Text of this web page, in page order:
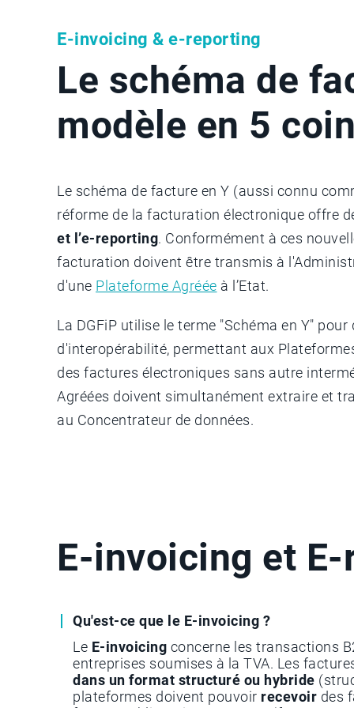
E-invoicing & e-reporting
Le schéma de
modèle en 5
Le schéma de facture en Y (aussi connu
réforme de la facturation électronique offre
et l’e-reporting. Conformément à ces
facturation doivent être transmis à
d'une Plateforme Agréée à l’Etat.
La DGFiP utilise le terme "Schéma en Y"
d'interopérabilité, permettant aux
des factures électroniques sans autre
Agréées doivent simultanément extraire et
au Concentrateur de données.
E-invoicing et
Qu'est-ce que le E-invoicing ?
Le E-invoicing concerne les transactions
entreprises soumises à la TVA. Les
dans un format structuré ou hybride
plateformes doivent pouvoir recevoir des